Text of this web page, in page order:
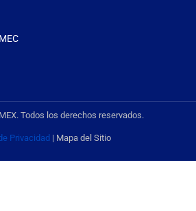
Todos los derechos reservados.
Privacidad | Mapa del Sitio